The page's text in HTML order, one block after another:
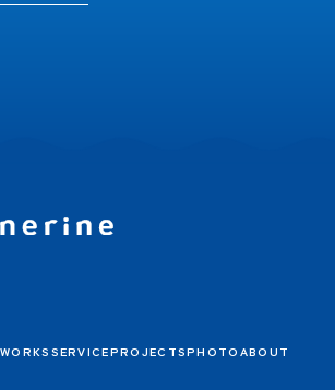
WORKSSERVICEPROJECTSPHOTOABOUT